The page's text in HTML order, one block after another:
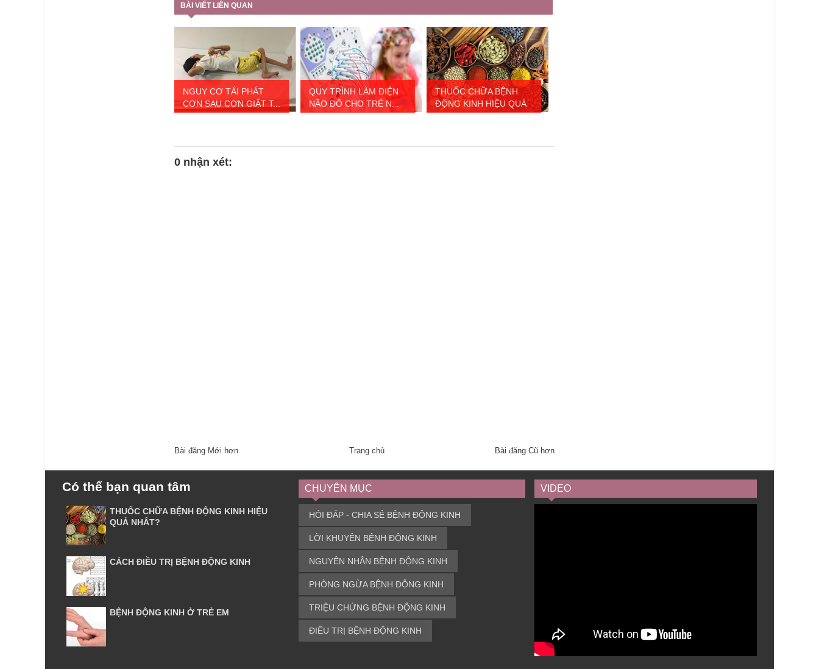
BÀI VIẾT LIÊN QUAN
NGUY CƠ TÁI PHÁT
CƠN SAU CƠN GIẬT T...
QUY TRÌNH LÀM ĐIỆN
NÃO ĐỒ CHO TRẺ N...
THUỐC CHỮA BỆNH
ĐỘNG KINH HIỆU QUẢ
...
0 nhận xét:
Bài đăng Mới hơn Bài đăng Cũ hơn
Trang chủ
Có thể bạn quan tâm
THUỐC CHỮA BỆNH ĐỘNG KINH HIỆU
QUẢ NHẤT?
CÁCH ĐIỀU TRỊ BỆNH ĐỘNG KINH
BỆNH ĐỘNG KINH Ở TRẺ EM
CHUYÊN MỤC
HỎI ĐÁP - CHIA SẺ BỆNH ĐỘNG KINH
LỜI KHUYÊN BỆNH ĐỘNG KINH
NGUYÊN NHÂN BỆNH ĐỘNG KINH
PHÒNG NGỪA BỆNH ĐỘNG KINH
TRIỆU CHỨNG BỆNH ĐỘNG KINH
ĐIỀU TRỊ BỆNH ĐỘNG KINH
VIDEO